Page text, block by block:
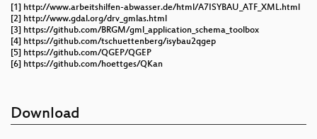
[1] http://www.arbeitshilfen-abwasser.de/html/A7ISYBAU_ATF_XML.html
[2] http://www.gdal.org/drv_gmlas.html
[3] https://github.com/BRGM/gml_application_schema_toolbox
[4] https://github.com/tschuettenberg/isybau2qgep
[5] https://github.com/QGEP/QGEP
[6] https://github.com/hoettges/QKan
Download